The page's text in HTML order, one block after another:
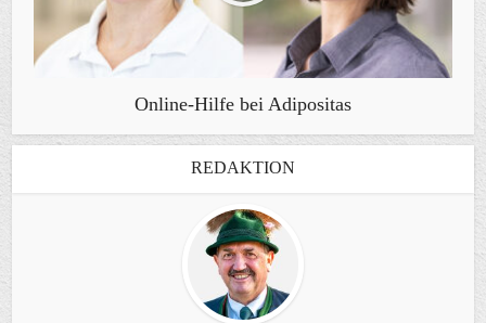
Online-Hilfe bei Adipositas
REDAKTION